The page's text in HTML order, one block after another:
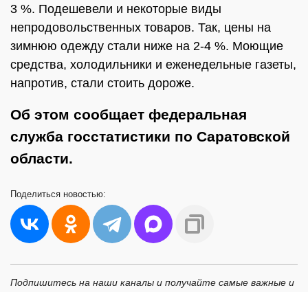
3 %. Подешевели и некоторые виды
непродовольственных товаров. Так, цены на
зимнюю одежду стали ниже на 2-4 %. Моющие
средства, холодильники и еженедельные газеты,
напротив, стали стоить дороже.
Об этом сообщает федеральная
служба госстатистики по Саратовской
области.
Поделиться новостью:
Подпишитесь на наши каналы и получайте самые важные и